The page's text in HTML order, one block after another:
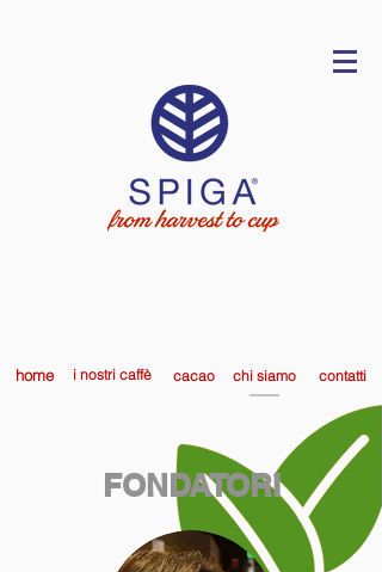
home i nostri caffè cacao chi siamo contatti
FONDATORI